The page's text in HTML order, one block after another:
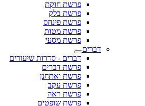
פרשת חוקת
פרשת בלק
פרשת פינחס
פרשת מטות
פרשת מסעי
דברים
דברים - סדרות שיעורים
פרשת דברים
פרשת ואתחנן
פרשת עקב
פרשת ראה
פרשת שופטים